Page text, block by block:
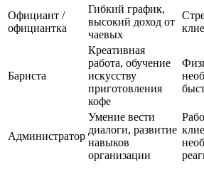
Официант /
официантка
Гибкий график,
высокий доход от
чаевых
Бариста
Креативная
работа, обучение
искусству
приготовления
кофе
Администратор
Умение вести
диалоги, развитие
навыков
организации